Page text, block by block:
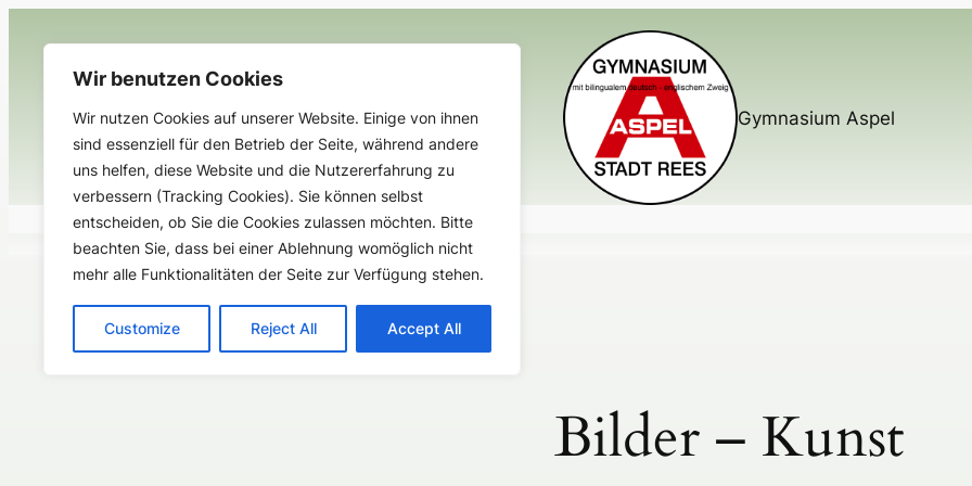
Wir benutzen Cookies
Wir nutzen Cookies auf unserer Website. Einige von ihnen
sind essenziell für den Betrieb der Seite, während andere
uns helfen, diese Website und die Nutzererfahrung zu
verbessern (Tracking Cookies). Sie können selbst
entscheiden, ob Sie die Cookies zulassen möchten. Bitte
beachten Sie, dass bei einer Ablehnung womöglich nicht
mehr alle Funktionalitäten der Seite zur Verfügung stehen.
Customize Reject All Accept All
Inhalt
springen
Gymnasium Aspel
AktuellesUnsere SchuleUnterricht
Bilder – Kunst